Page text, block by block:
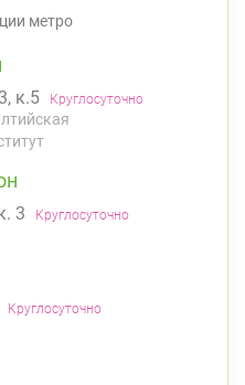
метро
к.5 Круглосуточно
3 Круглосуточно
Круглосуточно